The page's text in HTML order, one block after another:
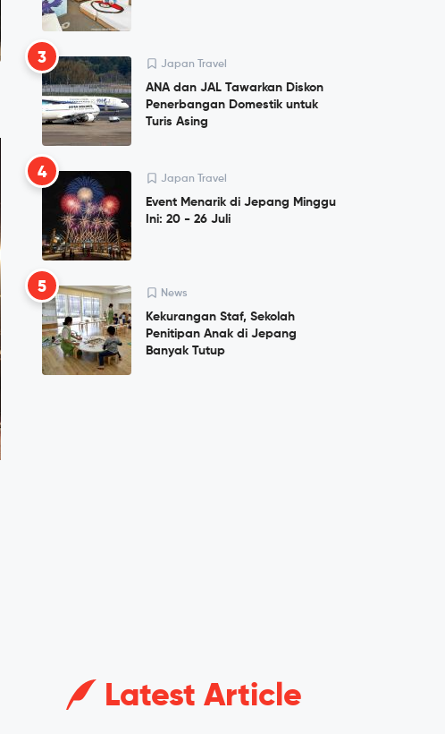
3 Japan Travel
ANA dan JAL Tawarkan Diskon
Penerbangan Domestik untuk
Turis Asing
4 Japan Travel
Event Menarik di Jepang Minggu
Ini: 20 - 26 Juli
5 News
Kekurangan Staf, Sekolah
Penitipan Anak di Jepang
Banyak Tutup
Latest Article